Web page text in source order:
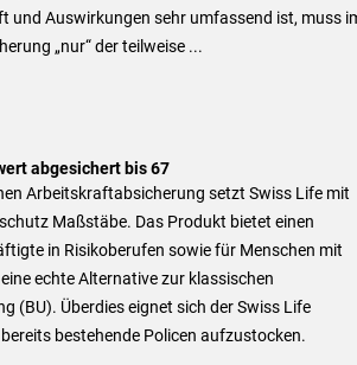
und Auswirkungen sehr umfassend ist, muss
„nur“ der teilweise ...
abgesichert bis 67
Arbeitskraftabsicherung setzt Swiss Life mit
Maßstäbe. Das Produkt bietet einen
in Risikoberufen sowie für Menschen mit
echte Alternative zur klassischen
(BU). Überdies eignet sich der Swiss Life
bestehende Policen aufzustocken.